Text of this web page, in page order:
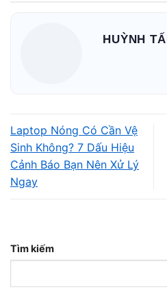
Mất độ bám
Giảm khả năng dẫn nhiệt
Khi đó:
Quạt hoạt động liên tục
HUỲNH
Laptop Nóng Có Cần Vệ
Sinh Không? 7 Dấu Hiệu
Cảnh Báo Bạn Nên Xử Lý
Ngay
Tìm kiếm